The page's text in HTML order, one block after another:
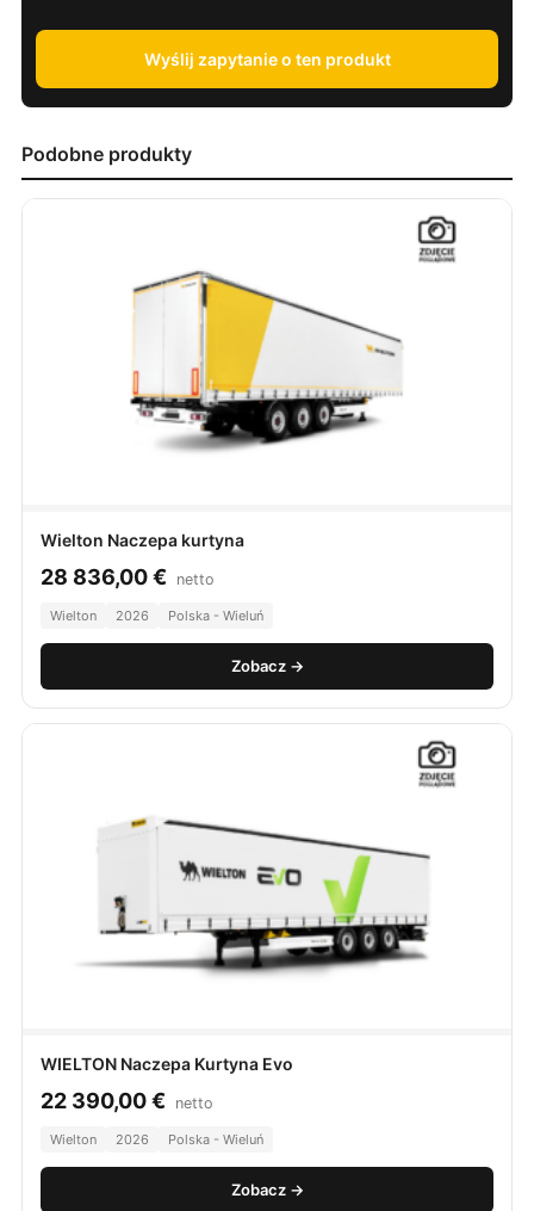
Wyślij zapytanie o ten produkt
Podobne produkty
Wielton Naczepa kurtyna
28 836,00€ netto
Wielton 2026 Polska - Wieluń
Zobacz →
WIELTON Naczepa Kurtyna Evo
22 390,00€ netto
Wielton 2026 Polska - Wieluń
Zobacz →